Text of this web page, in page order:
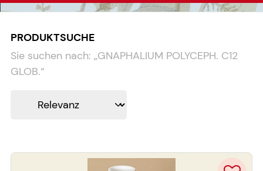
PRODUKTSUCHE
Sie suchen nach: „GNAPHALIUM POLYCEPH. C12
GLOB.“